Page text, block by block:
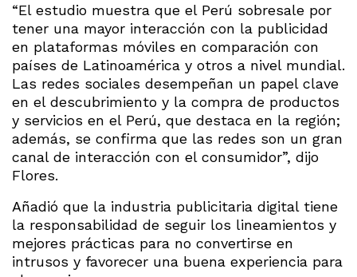
“El estudio muestra que el Perú sobresale por
tener una mayor interacción con la publicidad
en plataformas móviles en comparación con
países de Latinoamérica y otros a nivel mundial.
Las redes sociales desempeñan un papel clave
en el descubrimiento y la compra de productos
y servicios en el Perú, que destaca en la región;
además, se confirma que las redes son un gran
canal de interacción con el consumidor”, dijo
Flores.
Añadió que la industria publicitaria digital tiene
la responsabilidad de seguir los lineamientos y
mejores prácticas para no convertirse en
intrusos y favorecer una buena experiencia para